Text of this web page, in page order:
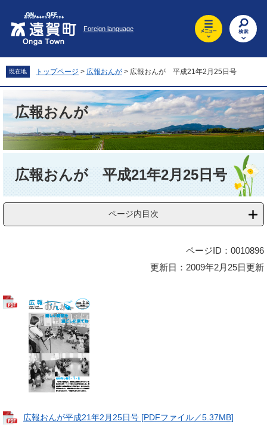
先
頭
を
飛
文
へ
Foreign language
現在地 トップページ > 広報おんが > 広報おんが 平成21年2月25日号
広報おんが
広報おんが 平成21年2月25日号
ページ内目次
ページID：0010896
更新日：2009年2月25日更新
広報おんが平成21年2月25日号 [PDFファイル／5.37MB]